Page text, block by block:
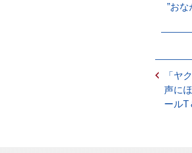
”お
「ヤ
声に
ールT